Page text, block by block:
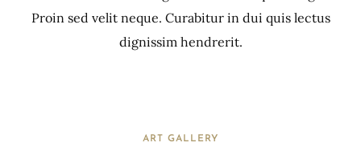
Proin sed velit neque. Curabitur in dui quis lectus
dignissim hendrerit.
ART GALLERY